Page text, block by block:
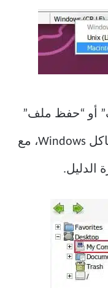
أو “حفظ ملف”
إلى ظهور مشكلة أخرى من مشاكل Windows، مع
الدليل.